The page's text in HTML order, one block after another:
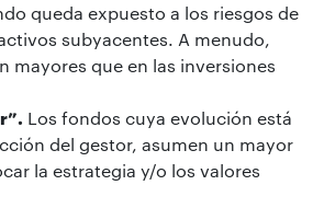
queda expuesto a los riesgos de
subyacentes. A menudo,
mayores que en las inversiones
Los fondos cuya evolución está
del gestor, asumen un mayor
la estrategia y/o los valores